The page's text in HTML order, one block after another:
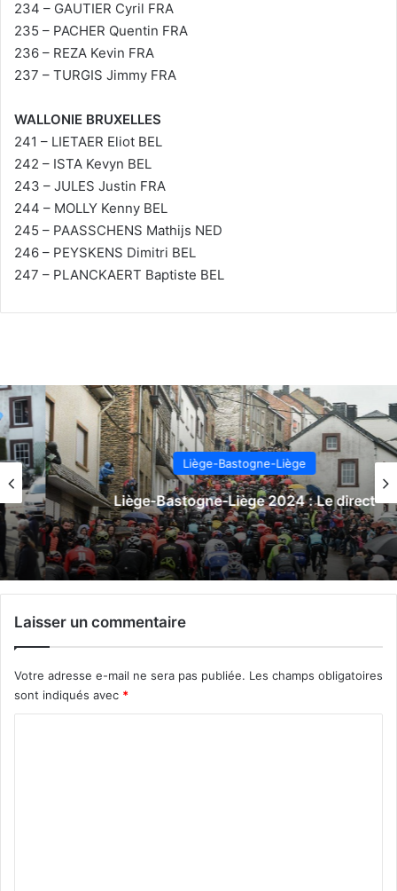
234 – GAUTIER Cyril FRA
235 – PACHER Quentin FRA
236 – REZA Kevin FRA
237 – TURGIS Jimmy FRA
WALLONIE BRUXELLES
241 – LIETAER Eliot BEL
242 – ISTA Kevyn BEL
243 – JULES Justin FRA
244 – MOLLY Kenny BEL
245 – PAASSCHENS Mathijs NED
246 – PEYSKENS Dimitri BEL
247 – PLANCKAERT Baptiste BEL
Liège-Bastogne-Liège
Liège-Bastogne-Liège 2024 : Le direct
Laisser un commentaire
Votre adresse e-mail ne sera pas publiée. Les champs obligatoires
sont indiqués avec *